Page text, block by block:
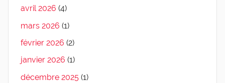
avril 2026 (4)
mars 2026 (1)
février 2026 (2)
janvier 2026 (1)
décembre 2025 (1)